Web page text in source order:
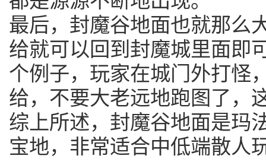
最后，封魔谷地面也就那么
给就可以回到封魔城里面即
个例子，玩家在城门外打怪
给，不要大老远地跑图了，
综上所述，封魔谷地面是玛
宝地，非常适合中低端散人